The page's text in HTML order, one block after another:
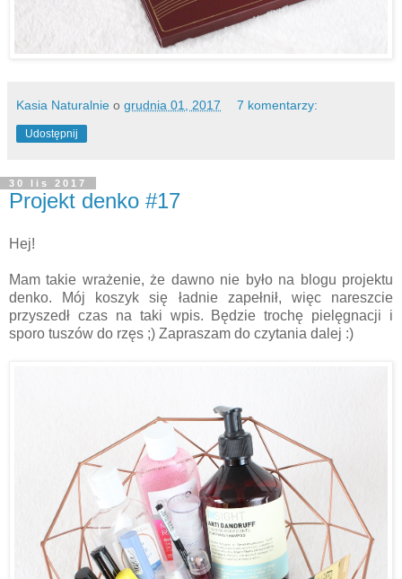
Kasia Naturalnie o grudnia 01, 2017 7 komentarzy:
Udostępnij
30 lis 2017
Projekt denko #17
Hej!
Mam takie wrażenie, że dawno nie było na blogu projektu
denko. Mój koszyk się ładnie zapełnił, więc nareszcie
przyszedł czas na taki wpis. Będzie trochę pielęgnacji i
sporo tuszów do rzęs ;) Zapraszam do czytania dalej :)